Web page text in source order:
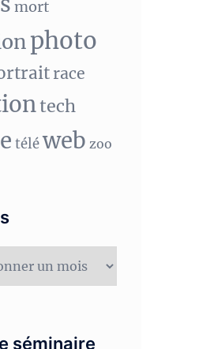
mort
photo
race
tech
téléweb zoo
séminaire